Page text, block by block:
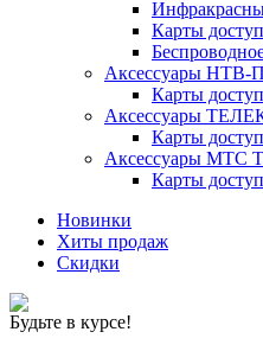
Карты
Аксессуары
Карты
Аксессуары
Карты
Аксессуары МТС
Карты
Новинки
Хиты продаж
Скидки
Будьте в курсе!